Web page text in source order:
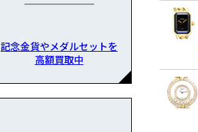
記念金貨やメダルセットを
高額買取中